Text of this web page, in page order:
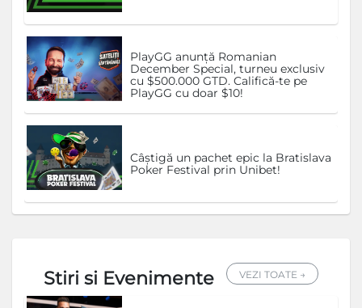
PlayGG anunță Romanian
December Special, turneu exclusiv
cu $500.000 GTD. Califică-te pe
PlayGG cu doar $10!
Câștigă un pachet epic la Bratislava
Poker Festival prin Unibet!
Stiri si Evenimente VEZI TOATE →